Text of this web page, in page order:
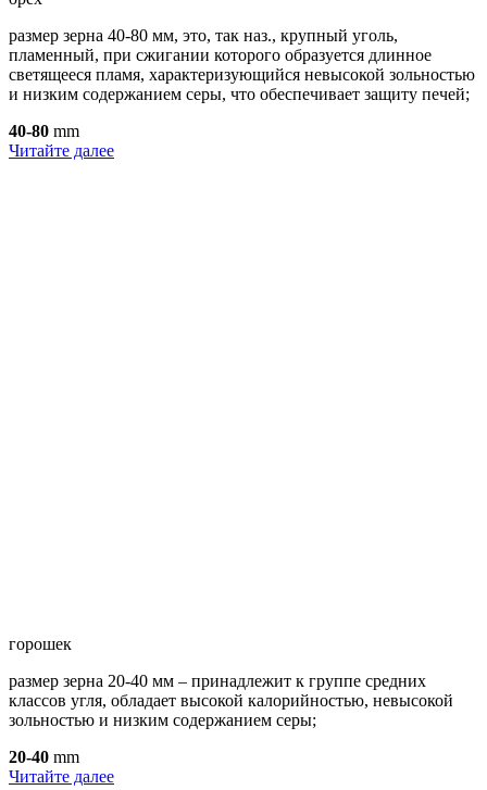
размер зерна 40-80 мм, это, так наз., крупный уголь,
пламенный, при сжигании которого образуется длинное
светящееся пламя, характеризующийся невысокой зольностью
и низким содержанием серы, что обеспечивает защиту печей;
40-80 mm
Читайте далее
горошек
размер зерна 20-40 мм – принадлежит к группе средних
классов угля, обладает высокой калорийностью, невысокой
зольностью и низким содержанием серы;
20-40 mm
Читайте далее